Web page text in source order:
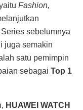
Fashion,
sebelumnya
juga semakin
satu pemimpin
sebagai Top 1
HUAWEI WATCH